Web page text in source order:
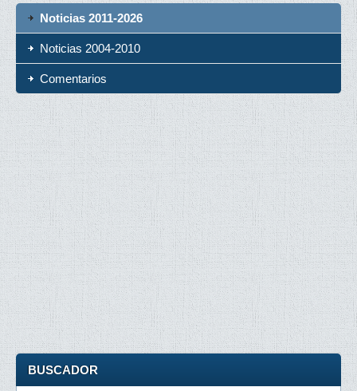
Noticias 2011-2026
Noticias 2004-2010
Comentarios
BUSCADOR